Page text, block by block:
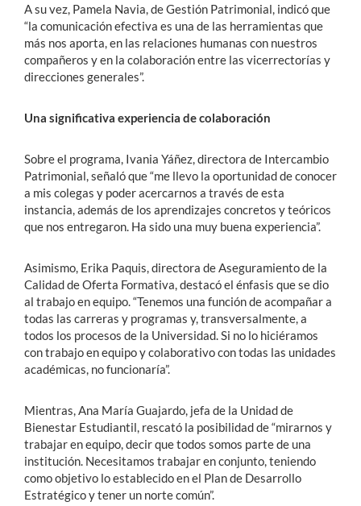
A su vez, Pamela Navia, de Gestión Patrimonial, indicó que
“la comunicación efectiva es una de las herramientas que
más nos aporta, en las relaciones humanas con nuestros
compañeros y en la colaboración entre las vicerrectorías y
direcciones generales”.
Una significativa experiencia de colaboración
Sobre el programa, Ivania Yáñez, directora de Intercambio
Patrimonial, señaló que “me llevo la oportunidad de conocer
a mis colegas y poder acercarnos a través de esta
instancia, además de los aprendizajes concretos y teóricos
que nos entregaron. Ha sido una muy buena experiencia”.
Asimismo, Erika Paquis, directora de Aseguramiento de la
Calidad de Oferta Formativa, destacó el énfasis que se dio
al trabajo en equipo. “Tenemos una función de acompañar a
todas las carreras y programas y, transversalmente, a
todos los procesos de la Universidad. Si no lo hiciéramos
con trabajo en equipo y colaborativo con todas las unidades
académicas, no funcionaría”.
Mientras, Ana María Guajardo, jefa de la Unidad de
Bienestar Estudiantil, rescató la posibilidad de “mirarnos y
trabajar en equipo, decir que todos somos parte de una
institución. Necesitamos trabajar en conjunto, teniendo
como objetivo lo establecido en el Plan de Desarrollo
Estratégico y tener un norte común”.